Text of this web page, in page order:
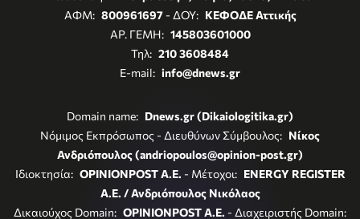
ΑΦΜ: 800961697- ΔΟΥ: ΚΕΦΟΔΕ Αττικής
ΑΡ. ΓΕΜΗ: 145803601000
Τηλ: 210 3608484
E-mail: info@dnews.gr
Domain name: Dnews.gr (Dikaiologitika.gr)
Νόμιμος Εκπρόσωπος - Διευθύνων Σύμβουλος: Νίκος
Ανδριόπουλος (andriopoulos@opinion-post.gr)
Ιδιοκτησία: OPINIONPOST A.E. - Μέτοχοι: ENERGY REGISTER
Α.Ε. / Ανδριόπουλος Νικόλαος
Δικαιούχος Domain: OPINIONPOST A.E. - Διαχειριστής Domain: